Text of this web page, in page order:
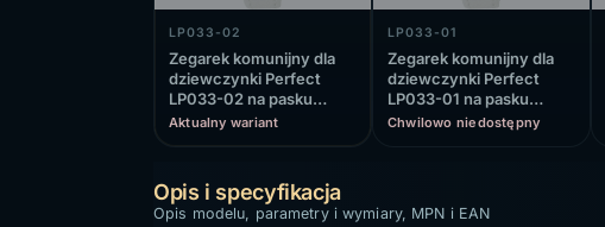
LP033-02
Zegarek komunijny dla
dziewczynki Perfect
LP033-02 na pasku
białym, biała tarcza
Aktualny wariant
LP033-01
Zegarek komunijny dla
dziewczynki Perfect
LP033-01 na pasku
białym, biała tarcza
Chwilowo niedostępny
Opis i specyfikacja
Opis modelu, parametry i wymiary, MPN i EAN